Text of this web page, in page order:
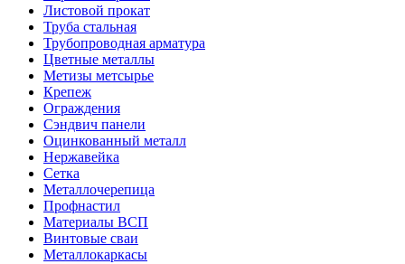
Листовой прокат
Труба стальная
Трубопроводная арматура
Цветные металлы
Метизы метсырье
Крепеж
Ограждения
Сэндвич панели
Оцинкованный металл
Нержавейка
Сетка
Металлочерепица
Профнастил
Материалы ВСП
Винтовые сваи
Металлокаркасы